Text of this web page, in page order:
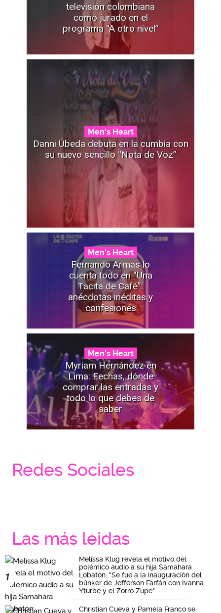
televisión colombiana
como jurado en el
programa “A otro nivel”
Men's Heart
Danni Úbeda debuta en la cumbia con
su nuevo sencillo “Nota de Voz”
Men's Heart
Fernando Armas lo
cuenta todo en “Una
Tacita de Café”:
anécdotas inéditas y
confesiones
Men's Heart
Myriam Hernández en
Lima: Fechas, dónde
comprar las entradas y
todo lo que debes de
saber
Redes Sociales
Las más leidas
1
Melissa Klug revela el motivo del
polémico audio a su hija Samahara
Lobatón: "Se fue a la inauguración del
búnker de Jefferson Farfán con Ivanna
Yturbe y el Zorro Zupe"
Christian Cueva y Pamela Franco se